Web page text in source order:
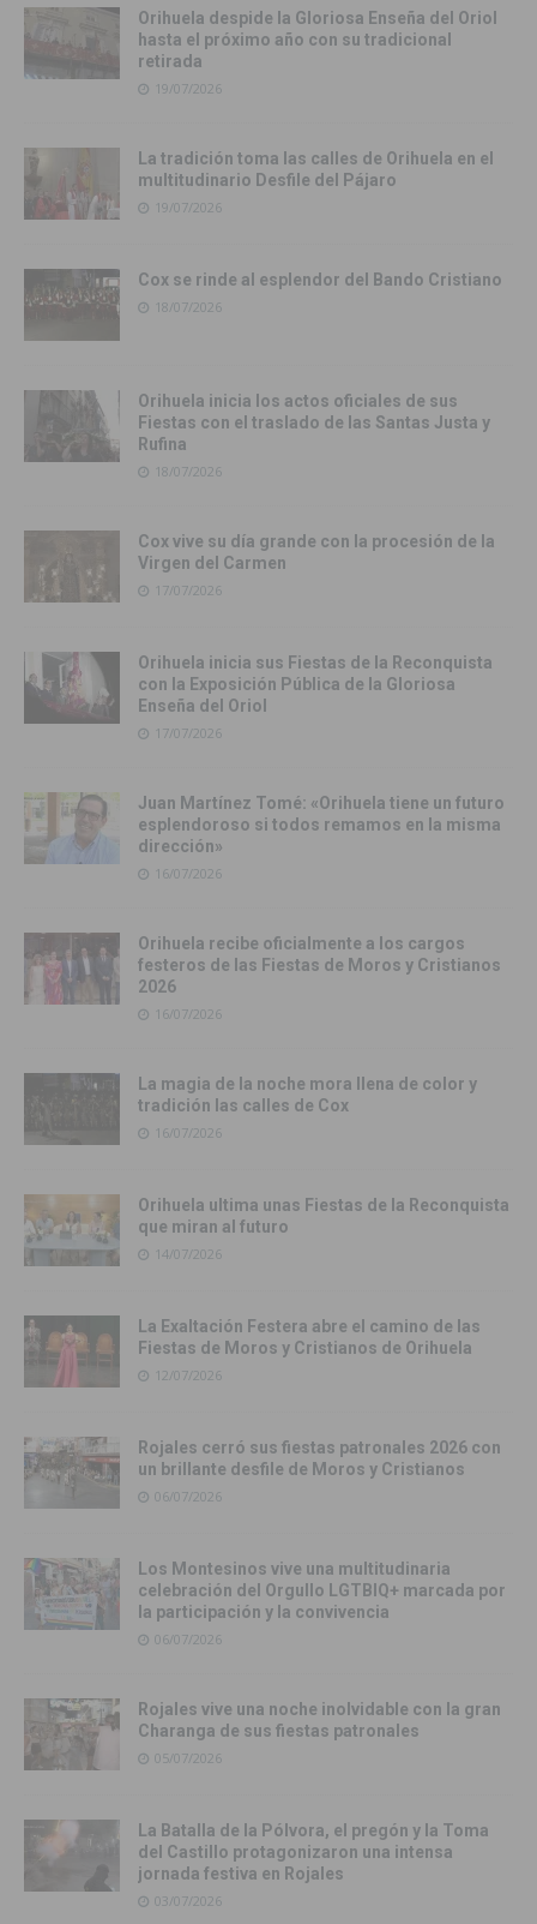
Orihuela despide la Gloriosa Enseña del Oriol
hasta el próximo año con su tradicional
retirada
19/07/2026
La tradición toma las calles de Orihuela en el
multitudinario Desfile del Pájaro
19/07/2026
Cox se rinde al esplendor del Bando Cristiano
18/07/2026
Orihuela inicia los actos oficiales de sus
Fiestas con el traslado de las Santas Justa y
Rufina
18/07/2026
Cox vive su día grande con la procesión de la
Virgen del Carmen
17/07/2026
Orihuela inicia sus Fiestas de la Reconquista
con la Exposición Pública de la Gloriosa
Enseña del Oriol
17/07/2026
Juan Martínez Tomé: «Orihuela tiene un futuro
esplendoroso si todos remamos en la misma
dirección»
16/07/2026
Orihuela recibe oficialmente a los cargos
festeros de las Fiestas de Moros y Cristianos
2026
16/07/2026
La magia de la noche mora llena de color y
tradición las calles de Cox
16/07/2026
Orihuela ultima unas Fiestas de la Reconquista
que miran al futuro
14/07/2026
La Exaltación Festera abre el camino de las
Fiestas de Moros y Cristianos de Orihuela
12/07/2026
Rojales cerró sus fiestas patronales 2026 con
un brillante desfile de Moros y Cristianos
06/07/2026
Los Montesinos vive una multitudinaria
celebración del Orgullo LGTBIQ+ marcada por
la participación y la convivencia
06/07/2026
Rojales vive una noche inolvidable con la gran
Charanga de sus fiestas patronales
05/07/2026
La Batalla de la Pólvora, el pregón y la Toma
del Castillo protagonizaron una intensa
jornada festiva en Rojales
03/07/2026